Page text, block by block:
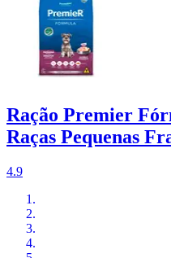
Ração Premier
Raças Pequenas
4.9